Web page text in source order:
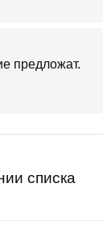
предложат.
списка